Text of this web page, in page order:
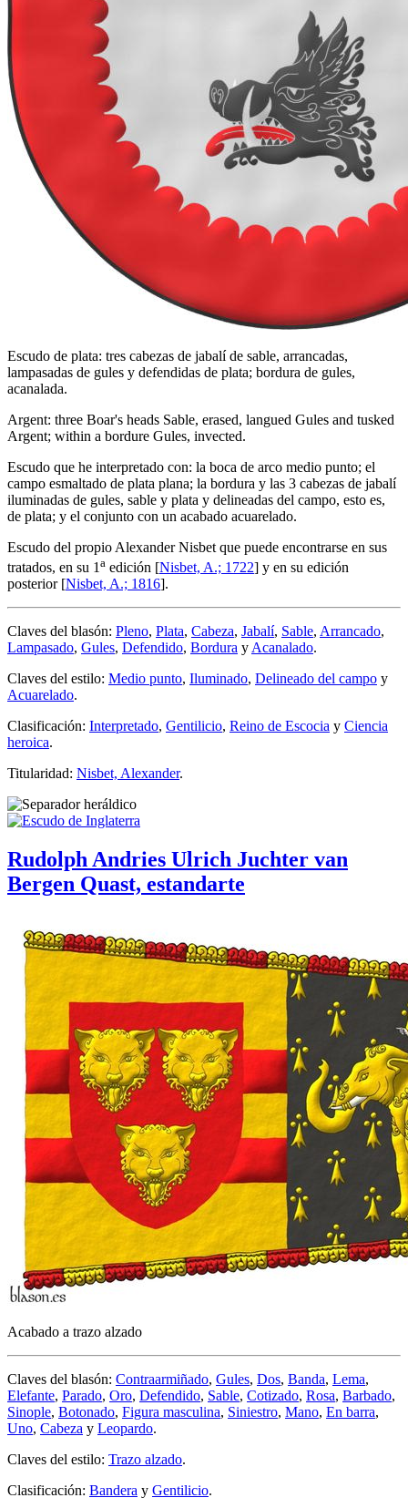
Escudo de plata: tres cabezas de jabalí de sable, arrancadas,
lampasadas de gules y defendidas de plata; bordura de gules,
acanalada.
Argent: three Boar's heads Sable, erased, langued Gules and tusked
Argent; within a bordure Gules, invected.
Escudo que he interpretado con: la boca de arco medio punto; el
campo esmaltado de plata plana; la bordura y las 3 cabezas de jabalí
iluminadas de gules, sable y plata y delineadas del campo, esto es,
de plata; y el conjunto con un acabado acuarelado.
Escudo del propio Alexander Nisbet que puede encontrarse en sus
tratados, en su 1 a edición [Nisbet, A.; 1722] y en su edición
posterior [Nisbet, A.; 1816].
Claves del blasón: Pleno, Plata, Cabeza, Jabalí, Sable, Arrancado,
Lampasado, Gules, Defendido, Bordura y Acanalado.
Claves del estilo: Medio punto, Iluminado, Delineado del campo y
Acuarelado.
Clasificación: Interpretado, Gentilicio, Reino de Escocia y Ciencia
heroica.
Titularidad: Nisbet, Alexander.
Rudolph Andries Ulrich Juchter van
Bergen Quast, estandarte
Acabado a trazo alzado
Claves del blasón: Contraarmiñado, Gules, Dos, Banda, Lema,
Elefante, Parado, Oro, Defendido, Sable, Cotizado, Rosa, Barbado,
Sinople, Botonado, Figura masculina, Siniestro, Mano, En barra,
Uno, Cabeza y Leopardo.
Claves del estilo: Trazo alzado.
Clasificación: Bandera y Gentilicio.